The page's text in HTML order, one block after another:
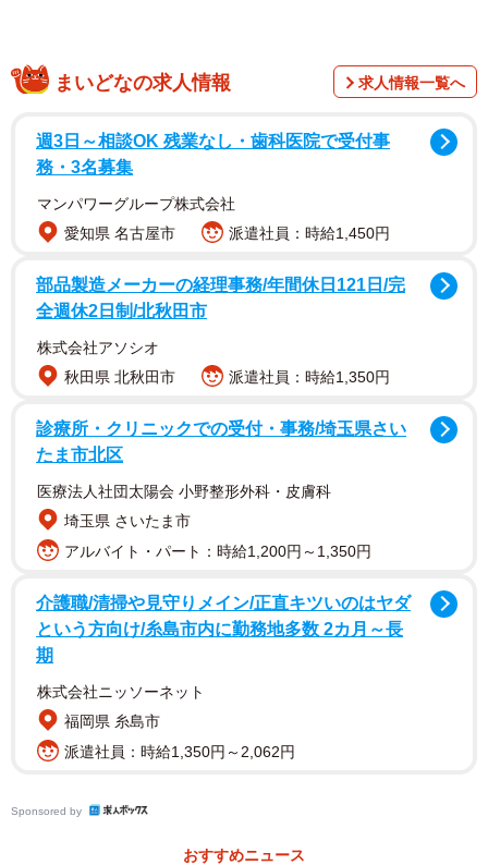
認知症の父親の通帳に記載された“謎”の引き落としを調査し
投稿したのは、離れて暮らす両親が2人とも認知症になって
しまい、両親のお金を管理しているという「まんぼうどう
ふちゃん」さん（@manbou_ara50）。「まんぼうどうふち
べていたところ、出所の分からない引き落としが記されて
いたといいます。
「引き落とし元はどちらも『ド◯モ』の記載。8400円の方
2200円の謎を追う」
まず毎月8400円を引き落としについては解約ができたそう
で、次は2カ月に1回引き落とされている2200円の出所を調
査しました。
まいどなの求人情報 求人情報一覧へ
週3日～相談OK 残業なし・歯科医院で受付事
務・3名募集
マンパワーグループ株式会社
愛知県 名古屋市
派遣社員：時給1,450円
部品製造メーカーの経理事務/年間休日121日/完
全週休2日制/北秋田市
株式会社アソシオ
秋田県 北秋田市
派遣社員：時給1,350円
診療所・クリニックでの受付・事務/埼玉県さい
たま市北区
医療法人社団太陽会 小野整形外科・皮膚科
埼玉県 さいたま市
アルバイト・パート：時給1,200円～1,350円
介護職/清掃や見守りメイン/正直キツいのはヤダ
という方向け/糸島市内に勤務地多数 2カ月～長
期
株式会社ニッソーネット
福岡県 糸島市
派遣社員：時給1,350円～2,062円
Sponsored by
おすすめニュース